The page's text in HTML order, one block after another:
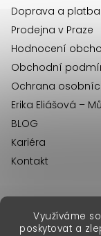
Využíváme
poskytovat a
Doprava a platba
Prodejna v Praze
Hodnocení
Obchodní
Ochrana
Erika Eliášová –
BLOG
Kariéra
Kontakt